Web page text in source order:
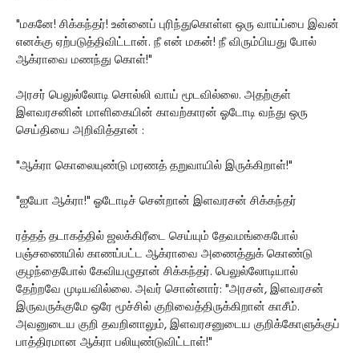
"மகனே! சிக்கந்தர்! உன்னைப் புரிந்துகொள்ள ஒரு வாய்ப்பை இவன்
எனக்கு ஏற்படுத்திவிட்டான். நீ என் மகன்! நீ விரும்பியது போல்
ஆக்ராவை மணந்து கொள்!"
அரசர் பெலுல்லோடி சொல்லி வாய் மூடவில்லை. அதற்குள்
இளவரசனின் மாளிகையின் காவற்காரன் ஓடோடி வந்து ஒரு
செய்தியை அறிவித்தான் :
"ஆக்ரா கொலையுண்டு மரணத் தறுவாயில் இருக்கிறாள்!"
"ஐயோ ஆக்ரா!" ஓடோடிச் சென்றான் இளவரசன் சிக்கந்தர்
ரத்தத் தடாகத்தில் ஜலக்கிரீடை செய்யும் தேவமங்கைபோல்
பஞ்சணையில் காணப்பட்ட ஆக்ராவை அணைத்துக் கொண்டு
குழந்தைபோல் கேவியழுதான் சிக்கந்தர். பெலுல்லோடியால்
தேற்றவே முடியவில்லை. அவர் சொன்னார்: "அரசன், இளவரசன்
இருவருக்குமே ஒரே மூச்சில் குறிவைத்திருக்கிறான் காசீம்.
அவனுடைய குறி தவறினாலும், இளவரசனுடைய குறிக்கோளுக்குப்
பாத்திரமான ஆக்ரா பலியுண்டுவிட்டாள்!"